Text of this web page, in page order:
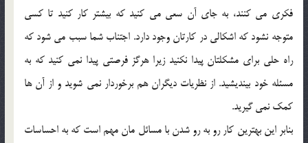
فکري مي کنند، به جاي آن سعي مي کنيد که بيشتر کار کنيد تا کسي
متوجه نشود که اشکالي در کارتان وجود دارد. اجتناب شما سبب مي شود که
راه حلي براي مشکلتان پيدا نکنيد زيرا هرگز فرصتي پيدا نمي کنيد که به
مسئله خود بينديشيد. از نظريات ديگران هم برخوردار نمي شويد و از آن ها
کمک نمي گيريد.
بنابر اين بهترين کار رو به رو شدن با مسائل مان مهم است که به احساسات